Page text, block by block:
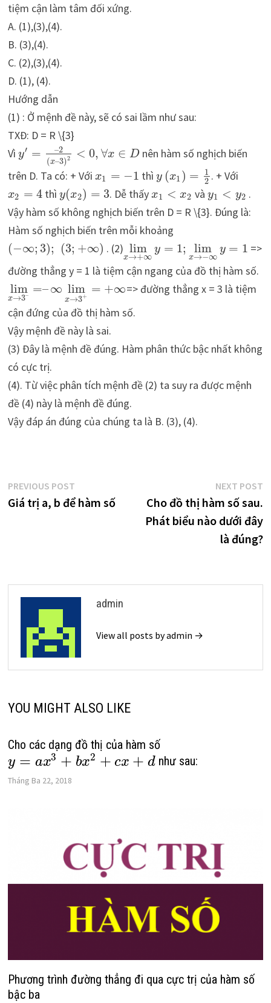
tiệm cận làm tâm đối xứng.
A. (1),(3),(4).
B. (3),(4).
C. (2),(3),(4).
D. (1), (4).
Hướng dẫn
(1) : Ở mệnh đề này, sẽ có sai lầm như sau:
TXĐ: D = R \{3}
Vì y′ = –2
(x–3)2 < 0, ∀x ∈ Dnên hàm số nghịch biến
trên D. Ta có: + Với x1 = −1 thìy (x1 ) =
1
2 . + Với
x2 = 4thì y(x2) = 3. Dễ thấyx1 < x2 và y1 < y2 .
Vậy hàm số không nghịch biến trên D = R \{3}. Đúng là:
Hàm số nghịch biến trên mỗi khoảng
(−∞; 3); (3; +∞) . (2) lim
x→+∞
y = 1; lim
x→−∞
y = 1 =>
đường thẳng y = 1 là tiệm cận ngang của đồ thị hàm số.
lim
x→3– =–∞ lim
x→3+
= +∞=> đường thẳng x = 3 là tiệm
cận đứng của đồ thị hàm số.
Vậy mệnh đề này là sai.
(3) Đây là mệnh đề đúng. Hàm phân thức bậc nhất không
có cực trị.
(4). Từ việc phân tích mệnh đề (2) ta suy ra được mệnh
đề (4) này là mệnh đề đúng.
Vậy đáp án đúng của chúng ta là B. (3), (4).
Điều
hướng
PREVIOUS POSTPrevious
post:
Giá trị a, b để hàm số
NEXT POST
Cho đồ thị hàm số sau.
Phát biểu nào dưới đây
là đúng?
admin
View all posts by admin →
YOU MIGHT ALSO LIKE
Cho các dạng đồ thị của hàm số
y = ax3 + bx2 + cx + d như sau:
Tháng Ba 22, 2018
Phương trình đường thẳng đi qua cực trị của hàm số
bậc ba